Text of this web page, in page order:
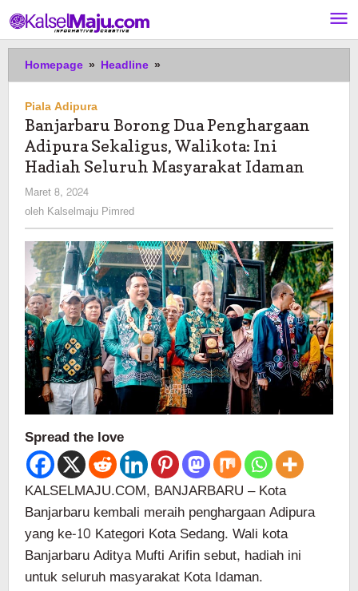
ke
konten
Homepage » Headline »
Borong
Penghargaan
Adipura
Sekaligus,
Walikota:
Masyarakat
Idaman
Piala Adipura
Banjarbaru Borong Dua Penghargaan
Adipura Sekaligus, Walikota: Ini
Hadiah Seluruh Masyarakat Idaman
Maret 8, 2024
Kalselmaju
Pimred
oleh Kalselmaju Pimred
Spread the love
KALSELMAJU.COM, BANJARBARU – Kota
Banjarbaru kembali meraih penghargaan Adipura
yang ke-10 Kategori Kota Sedang. Wali kota
Banjarbaru Aditya Mufti Arifin sebut, hadiah ini
untuk seluruh masyarakat Kota Idaman.